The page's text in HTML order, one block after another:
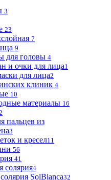
3
23
7
9
для головы 4
и очки для лица1
для лица2
клиник 4
10
материалы 16
пальцев из
3
и кресел11
56
41
солярия4
SolBianca32